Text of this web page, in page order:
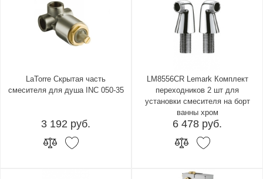
LaTorre Скрытая часть
смесителя для душа INC 050-35
3 192 руб.
LM8556CR Lemark Комплект
переходников 2 шт для
установки смесителя на борт
ванны хром
6 478 руб.